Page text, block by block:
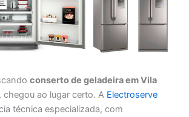
conserto de geladeira em Vila
, chegou ao lugar certo. A Electroserve
técnica especializada, com